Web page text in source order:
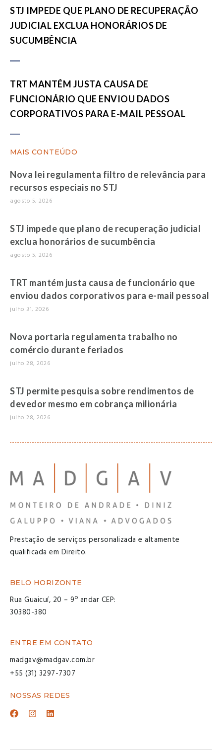
STJ IMPEDE QUE PLANO DE RECUPERAÇÃO
JUDICIAL EXCLUA HONORÁRIOS DE
SUCUMBÊNCIA
TRT MANTÉM JUSTA CAUSA DE
FUNCIONÁRIO QUE ENVIOU DADOS
CORPORATIVOS PARA E-MAIL PESSOAL
MAIS CONTEÚDO
Nova lei regulamenta filtro de relevância para
recursos especiais no STJ
agosto 5, 2026
STJ impede que plano de recuperação judicial
exclua honorários de sucumbência
agosto 5, 2026
TRT mantém justa causa de funcionário que
enviou dados corporativos para e-mail pessoal
julho 31, 2026
Nova portaria regulamenta trabalho no
comércio durante feriados
julho 28, 2026
STJ permite pesquisa sobre rendimentos de
devedor mesmo em cobrança milionária
julho 28, 2026
Prestação de serviços personalizada e altamente
qualificada em Direito.
BELO HORIZONTE
Rua Guaicuí, 20 – 9º andar CEP:
30380-380
ENTRE EM CONTATO
madgav@madgav.com.br
+55 (31) 3297-7307
NOSSAS REDES